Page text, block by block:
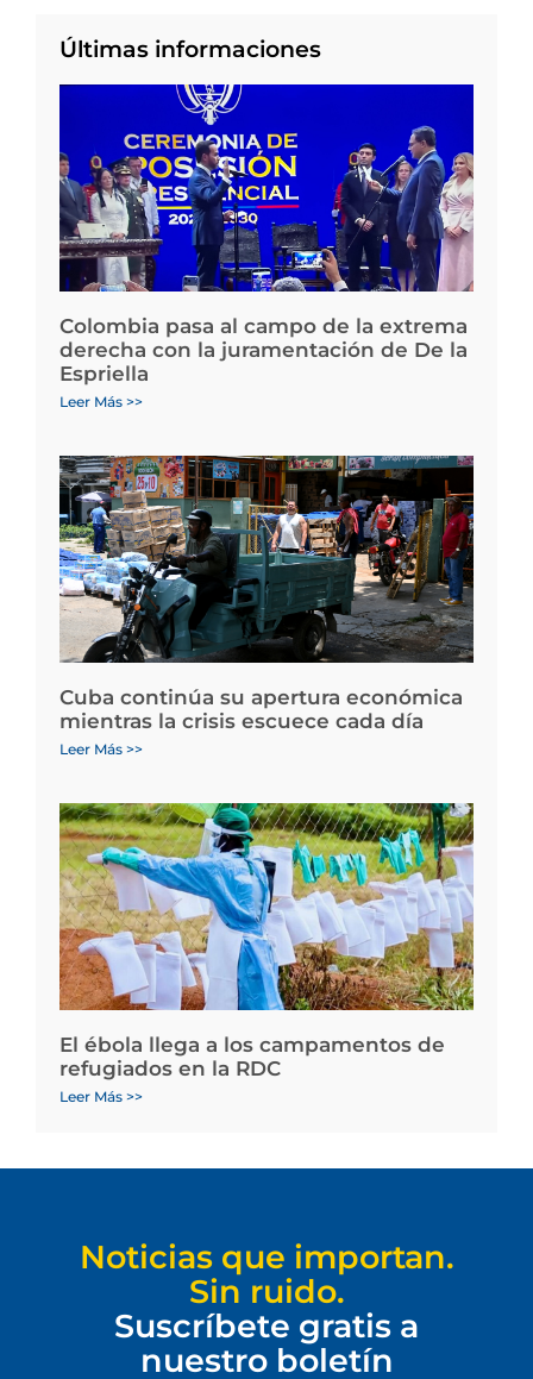
Últimas informaciones
Colombia pasa al campo de la extrema
derecha con la juramentación de De la
Espriella
Leer Más >>
Cuba continúa su apertura económica
mientras la crisis escuece cada día
Leer Más >>
El ébola llega a los campamentos de
refugiados en la RDC
Leer Más >>
Noticias que importan.
Sin ruido.
Suscríbete gratis a
nuestro boletín